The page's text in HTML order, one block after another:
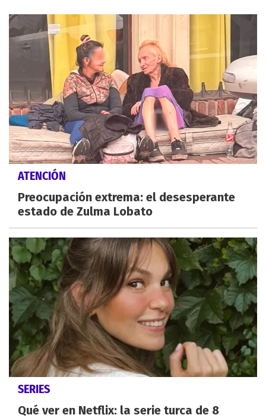
ATENCIÓN
Preocupación extrema: el desesperante
estado de Zulma Lobato
SERIES
Qué ver en Netflix: la serie turca de 8